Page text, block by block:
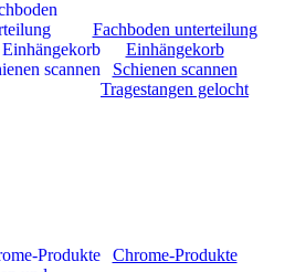
Fachboden unterteilung
Einhängekorb
Schienen scannen
Tragestangen gelocht
Chrome-Produkte